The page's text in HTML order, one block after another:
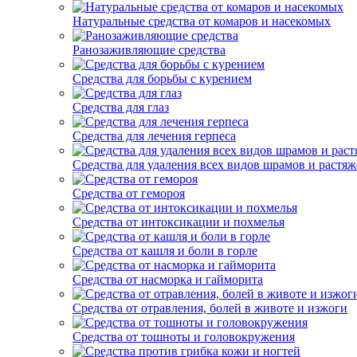
Натуральные средства от комаров и насекомых
Ранозаживляющие средства
Средства для борьбы с курением
Средства для глаз
Средства для лечения герпеса
Средства для удаления всех видов шрамов и
Средства от гемороя
Средства от интоксикации и похмелья
Средства от кашля и боли в горле
Средства от насморка и гайморита
Средства от отравления, болей в животе и изжоги
Средства от тошноты и головокружения